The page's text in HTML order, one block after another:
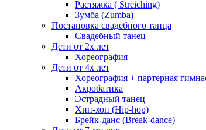
Растяжка ( Streiching)
Зумба (Zumba)
Постановка свадебного танца
Свадебный танец
Дети от 2х лет
Хореография
Дети от 4х лет
Хореография + партерная
Акробатика
Эстрадный танец
Хип-хоп (Hip-hop)
Брейк-данс (Break-dance)